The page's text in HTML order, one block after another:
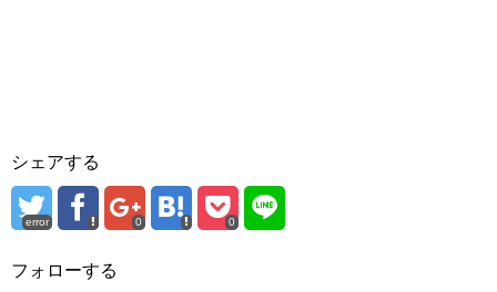
シェアする
error 0 0
フォローする